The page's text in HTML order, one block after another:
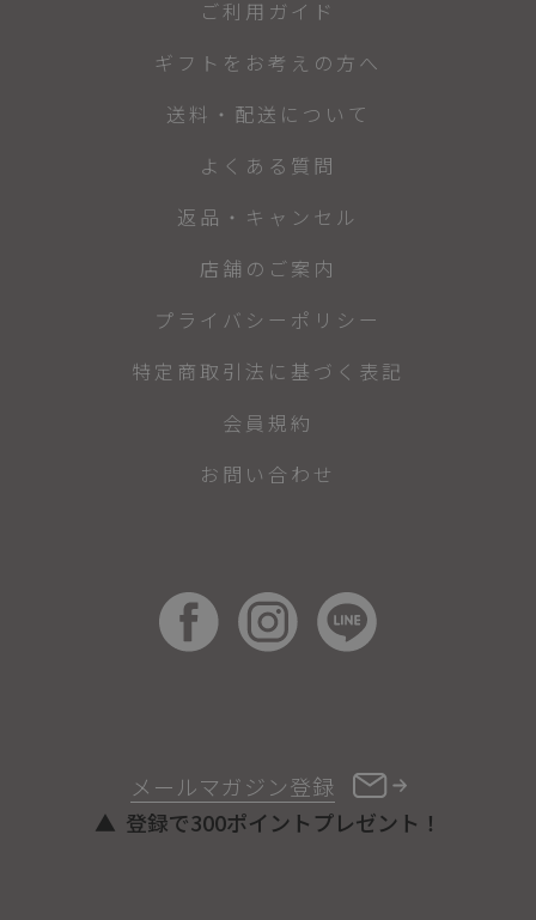
メールマガジン登録
登録で300ポイントプレゼント！
ご利用ガイド
ギフトをお考えの方へ
送料・配送について
よくある質問
返品・キャンセル
店舗のご案内
プライバシーポリシー
特定商取引法に基づく表記
会員規約
お問い合わせ